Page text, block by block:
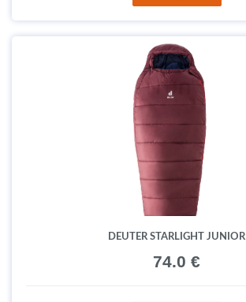
DEUTER STARLIGHT JUNIOR
74.0 €